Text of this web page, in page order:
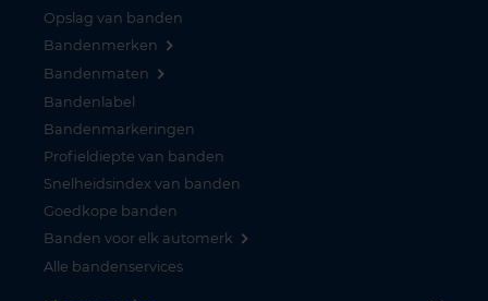
Opslag van banden
Bandenmerken
Bandenmaten
Bandenlabel
Bandenmarkeringen
Profieldiepte van banden
Snelheidsindex van banden
Goedkope banden
Banden voor elk automerk
Alle bandenservices